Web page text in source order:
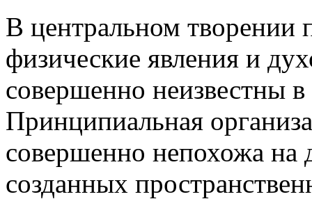
В центральном творении
физические явления и
совершенно неизвестны
Принципиальная
совершенно непохожа на
созданных